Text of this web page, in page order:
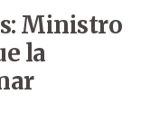
Ministro
la